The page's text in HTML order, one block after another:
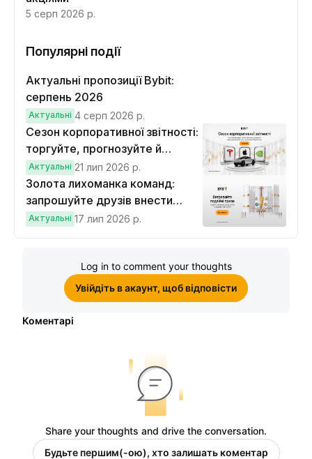
5 серп 2026 р.
Популярні події
Актуальні пропозиції Bybit:
серпень 2026
Актуальні 4 серп 2026 р.
Сезон корпоративної звітності:
торгуйте, прогнозуйте й
вигравайте Cybertruck
Актуальні 21 лип 2026 р.
Золота лихоманка команд:
запрошуйте друзів внести
депозит на $100 і торгувати на
Актуальні 17 лип 2026 р.
Log in to comment your thoughts
Увійдіть в акаунт, щоб відповісти
Коментарі
Share your thoughts and drive the conversation.
Будьте першим(-ою), хто залишать коментар